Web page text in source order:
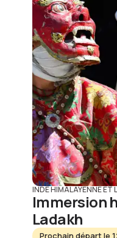
INDE HIMALAYENNE ET
Immersion
Ladakh
Prochain départ le